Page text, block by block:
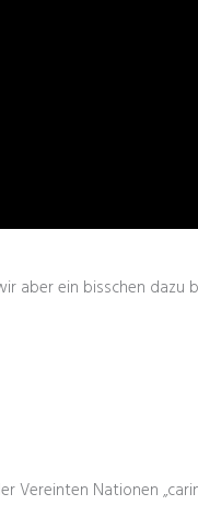
aber ein bisschen dazu
Vereinten Nationen